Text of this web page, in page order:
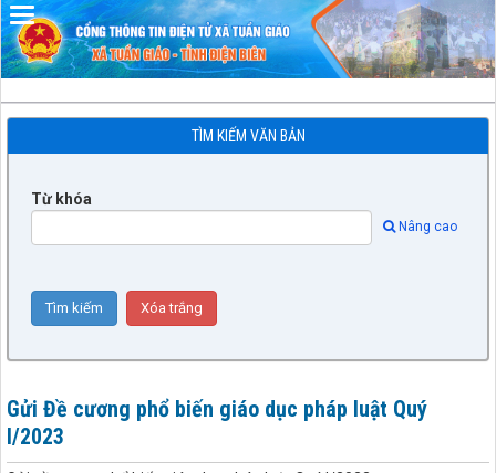
TÌM KIẾM VĂN BẢN
Từ khóa
Nâng cao
Gửi Đề cương phổ biến giáo dục pháp luật Quý
I/2023
Đã kết nối EMC